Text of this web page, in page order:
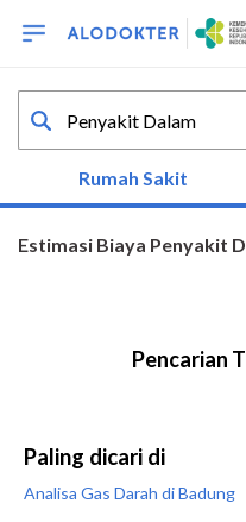
Paling dicari di
Analisa Gas Darah di Badung